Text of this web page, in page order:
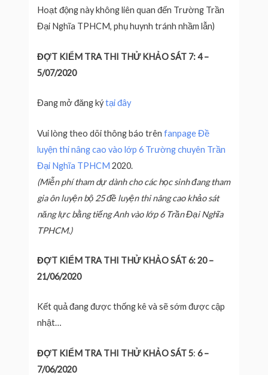
Hoạt động này không liên quan đến Trường Trần
Đại Nghĩa TPHCM, phụ huynh tránh nhầm lẫn)
ĐỢT KIỂM TRA THI THỬ KHẢO SÁT 7: 4 –
5/07/2020
Đang mở đăng kýtại đây
Vui lòng theo dõi thông báo trênfanpage Đề
luyện thi nâng cao vào lớp 6 Trường chuyên Trần
Đại Nghĩa TPHCM 2020.
(Miễn phí tham dự dành cho các học sinh đang tham
gia ôn luyện bộ 25 đề luyện thi nâng cao khảo sát
năng lực bằng tiếng Anh vào lớp 6 Trần Đại Nghĩa
TPHCM.)
ĐỢT KIỂM TRA THI THỬ KHẢO SÁT 6: 20 –
21/06/2020
Kết quả đang được thống kê và sẽ sớm được cập
nhật…
ĐỢT KIỂM TRA THI THỬ KHẢO SÁT 5:6 –
7/06/2020